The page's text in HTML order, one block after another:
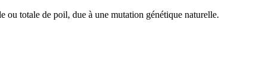
ou totale de poil, due à une mutation génétique naturelle.